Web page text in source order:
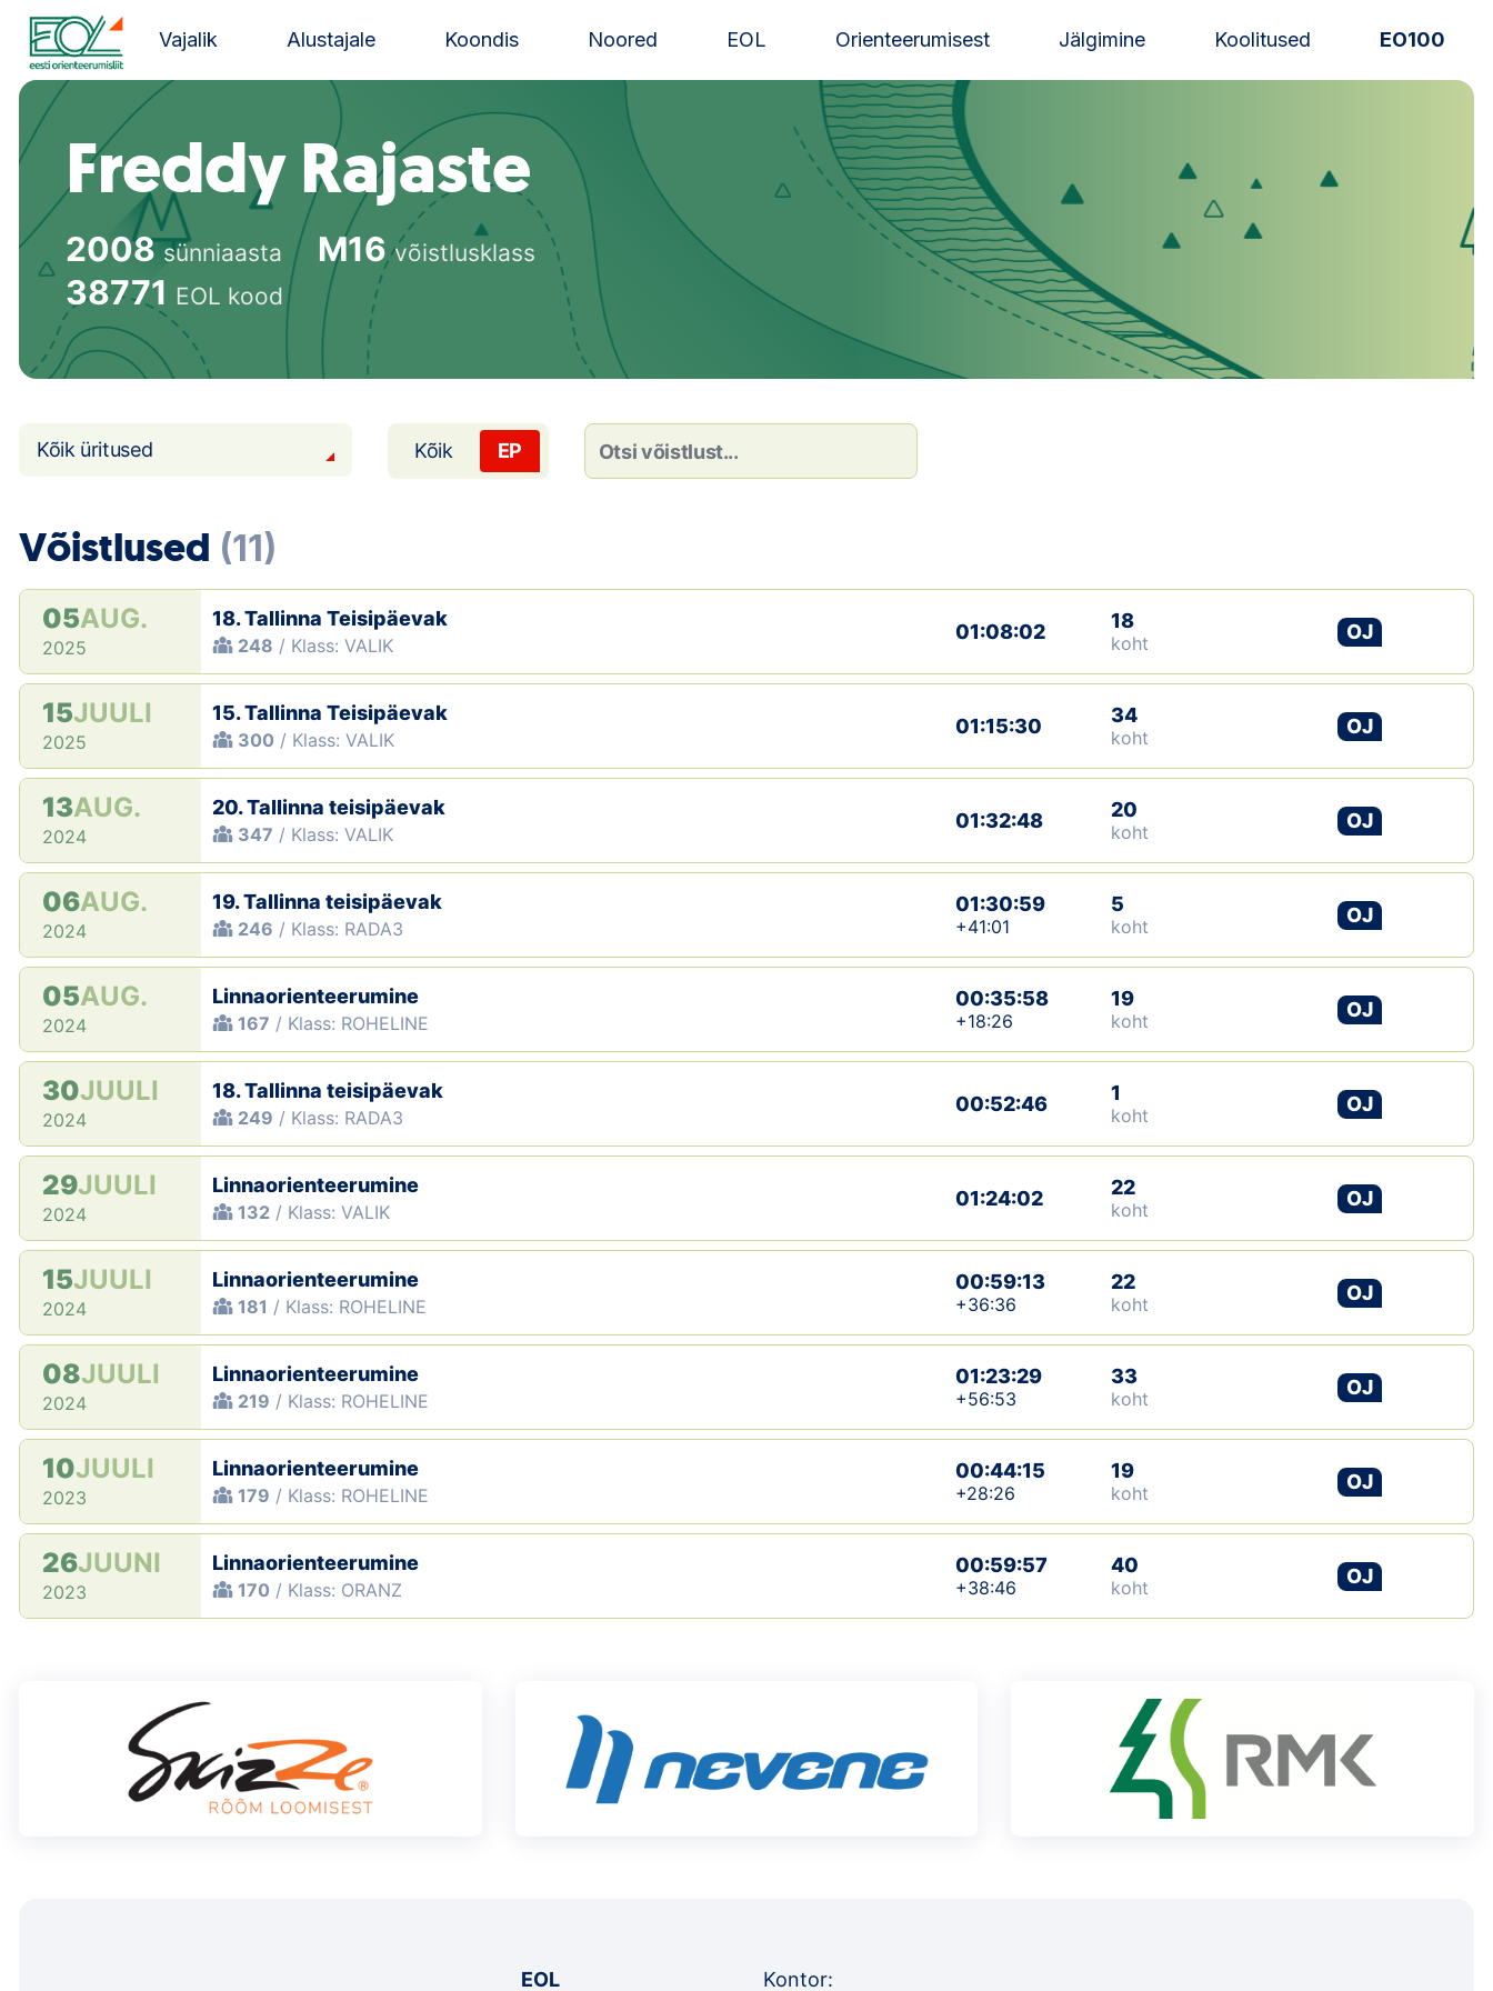
Liigu
juurde
Estonian Orienteering Federation
Vajalik Alustajale Koondis Noored EOL Orienteerumisest Jälgimine Koolitused EO100
Eesti Orienteerumine 100!
Toetamine
Kaardid
Kalender
Koondised
Tule klubisse!
Tulemused
Suletud maastikud
Püsirajad
Ajalugu
Koolitused
OTSI
Freddy Rajaste
2008sünniaasta M16võistlusklass
38771 EOL kood
Kõik üritused Kõik EP
Võistlused (11)
05AUG.
2025
18. Tallinna Teisipäevak
248 / Klass: VALIK
01:08:02 18
koht
OJ
15JUULI
2025
15. Tallinna Teisipäevak
300 / Klass: VALIK
01:15:30 34
koht
OJ
13AUG.
2024
20. Tallinna teisipäevak
347 / Klass: VALIK
01:32:48 20
koht
OJ
06AUG.
2024
19. Tallinna teisipäevak
246 / Klass: RADA3
01:30:59
+41:01
5
koht
OJ
05AUG.
2024
Linnaorienteerumine
167 / Klass: ROHELINE
00:35:58
+18:26
19
koht
OJ
30JUULI
2024
18. Tallinna teisipäevak
249 / Klass: RADA3
00:52:46 1
koht
OJ
29JUULI
2024
Linnaorienteerumine
132 / Klass: VALIK
01:24:02 22
koht
OJ
15JUULI
2024
Linnaorienteerumine
181 / Klass: ROHELINE
00:59:13
+36:36
22
koht
OJ
08JUULI
2024
Linnaorienteerumine
219 / Klass: ROHELINE
01:23:29
+56:53
33
koht
OJ
10JUULI
2023
Linnaorienteerumine
179 / Klass: ROHELINE
00:44:15
+28:26
19
koht
OJ
26JUUNI
2023
Linnaorienteerumine
170 / Klass: ORANZ
00:59:57
+38:46
40
koht
OJ
EOL Kontor: